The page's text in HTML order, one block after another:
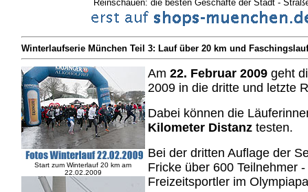
Reinschauen: die besten Geschäfte der Stadt -
Winterlaufserie München Teil 3: Lauf über 20 km und
Start zum Winterlauf 20 km am
22.02.2009
Am 22. Februar 2009geht
2009 in die dritte und letzte
Dabei können die
Kilometer Distanztesten.
Bei der dritten Auflage der
Fricke über 600 Teilnehmer
Freizeitsportler im